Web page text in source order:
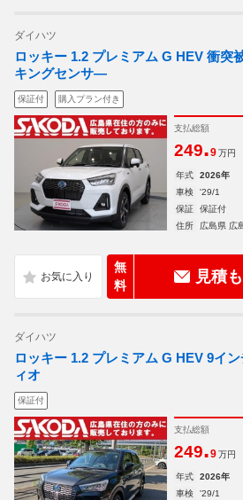
ダイハツ
ロッキー 1.2 プレミアム G HEV 衝
キングセンサ―
保証付 購入プラン付き
支払総額
249.9 万円
年式 2026年
車検
'29/1
保証
保証付
住所
広島県 広
無
料
見積
ダイハツ
ロッキー 1.2 プレミアム G HEV 9イ
ィオ
保証付
支払総額
249.9 万円
年式 2026年
車検
'29/1